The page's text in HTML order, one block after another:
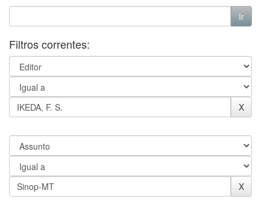
Filtros correntes: